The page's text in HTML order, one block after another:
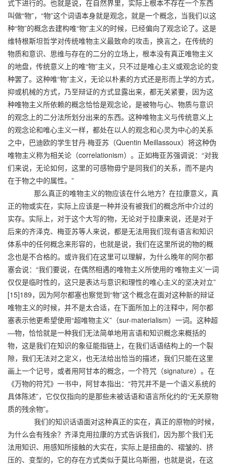
式下进行的。也就是说，在自然界里，实际上根本不存在一个东西
叫做“物”，“物”这个词语本身就是观念，就是一个概念，当我们以这
种“物”的概念去建构唯“物”主义的时候，已经偏向了观念论了。这是
维特根斯坦哲学对传统唯物主义最致命的攻击，换言之，在传统的
物质和意识、思维与存在的二分的立场上，根本没有真正唯物主义
的地盘，传统意义上的唯“物”主义，只不过是唯心主义或观念论的变
种罢了。这种唯“物”主义，无论以朴素的方式还是形而上学的方式，
抑或机械的方式，乃至辩证的方式显露出来，都无关紧要，因为这
种唯物主义所依赖的概念恰恰是观念论，是被物与心、物质与意识
的观念上的二分法所划分出来的东西。这种唯物主义与传统意义上
的观念论和唯心主义一样，都处在以人的观念和心灵为中心的关系
之中，巴迪欧的学生甘丹·梅亚苏（Quentin Meillassoux）将这种伪
唯物主义称为相关论（correlationism）。正如梅亚苏强调说：“对我
们来说，无论如何，这里的可感物毋宁是同我们的关系，而不是内
在于物之中的属性。”
那么真正的唯物主义的物应该在什么地方？在拉康意义，真
正的物或实在，实际上应该是一种并没有被我们的概念所中介过的
实存。实际上，对于这个大写的物，无论对于拉康来说，还是对于
后来的齐泽克、梅亚苏等人来说，都是无法用我们现有语言和知识
体系中的任何概念来形容的，也就是说，我们在这里所说的物的概
念也是不合格的。或许我们在这里可以理解，为什么晚年的阿尔都
塞会说：“我们要说，在偶然相遇的唯物主义所使用的‘唯物主义’一词
仅仅是临时性的，这只是表达与意识和理性的唯心主义的坚决对立”
[15]189，因为阿尔都塞也察觉到“物”这个概念在面对这种新的辩证
唯物主义的时候，并不是太合适，在下面所加上的注释中，阿尔都
塞表示他更希望使用“超唯物主义”（sur-materialism）一词。这种超
—物，恰恰就是一种我们无法简单地用言语和知识概念来概括的
物，这是我们在知识的象征能指链上，在我们话语结构上的一个裂
隙，我们无法对之定义，也无法给出恰当的描述，我们只能在这里
画上一个记号，或者用阿甘本的概念，一个符咒（signature）。在
《万物的符咒》一书中，阿甘本指出：“符咒并不是一个语义系统的
具体陈述”，它仅仅指向的是那些未被话语和语言所化约的“无关原物
质的残余物”。
我们的知识话语面对这种真正的实在，真正的原物的时候，
为什么会有残余？齐泽克用拉康的方式告诉我们，因为那个我们无
法用知识、用感知所接触的大实在，实际上是扭曲的、褶皱的、挤
压的、变型的，它的存在方式类似于莫比乌斯圈，也就是说，在这